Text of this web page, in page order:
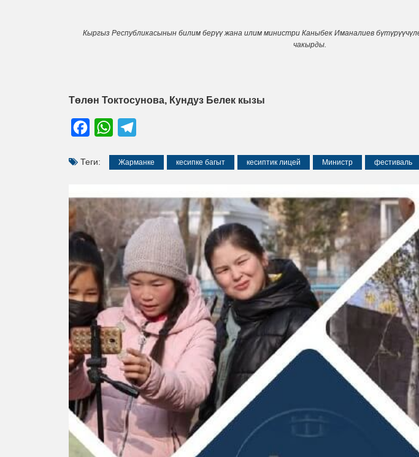
Кыргыз Республикасынын билим берүү жана илим министри Каныбек Иманалиев
чакырды.
Төлөн Токтосунова, Кундуз Белек кызы
FacebookWhatsApp
Теги: Жарманке кесипке багыт кесиптик лицей Министр фестиваль